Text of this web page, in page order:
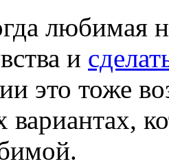
любимая
и
это тоже
вариантах,